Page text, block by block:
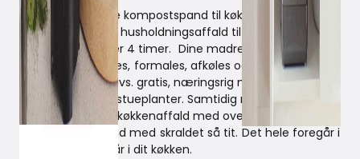
Sages lille, smarte kompostspand til køkkenet
transformerer dit husholdningsaffald til lugtfri, tørrede
økochips på under 4 timer. Dine madrester og øvrige
køkkenaffald tørres, formales, afkøles og reduceres til
lugtfri økochips, dvs. gratis, næringsrig muld til din
køkkenhave eller stueplanter. Samtidig mindskes
mængden af dit køkkenaffald med over 80%, så du
slipper for at gå ud med skraldet så tit. Det hele foregår i
spanden, som står i dit køkken.